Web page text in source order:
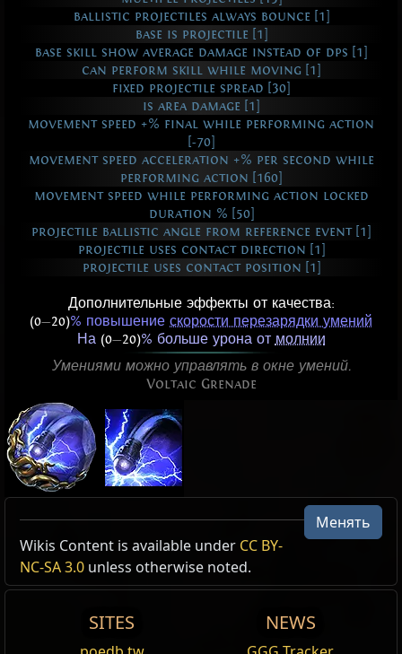
ballistic projectiles always bounce [1]
base is projectile [1]
base skill show average damage instead of dps [1]
can perform skill while moving [1]
fixed projectile spread [30]
is area damage [1]
movement speed +% final while performing action
[-70]
movement speed acceleration +% per second while
performing action [160]
movement speed while performing action locked
duration % [50]
projectile ballistic angle from reference event [1]
projectile uses contact direction [1]
projectile uses contact position [1]
Дополнительные эффекты от качества:
(0—20)% повышение скорости перезарядки умений
На (0—20)% больше урона от молнии
Умениями можно управлять в окне умений.
Voltaic Grenade
Active Type: Attack, RangedAttack, Area,
ProjectileNumber, ProjectileSpeed, Cooldown,
Triggerable, Grenade, Lightning, UsableWhileMoving,
MirageArcherCanUse
Электрическая граната волшебника
Эффект Электрических гранат
Cost:70
Ваши Электрические гранаты приобретают эффект
Менять
Wikis Content is available under CC BY-
NC-SA 3.0 unless otherwise noted.
SITES NEWS